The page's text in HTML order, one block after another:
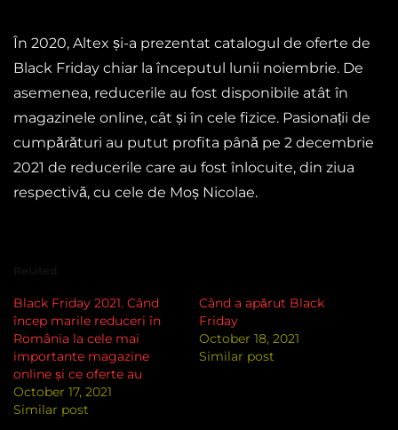
În 2020, Altex și-a prezentat catalogul de oferte de
Black Friday chiar la începutul lunii noiembrie. De
asemenea, reducerile au fost disponibile atât în
magazinele online, cât și în cele fizice. Pasionații de
cumpărături au putut profita până pe 2 decembrie
2021 de reducerile care au fost înlocuite, din ziua
respectivă, cu cele de Moș Nicolae.
Black Friday 2021. Când
încep marile reduceri în
România la cele mai
importante magazine
online și ce oferte au
October 17, 2021
Similar post
Când a apărut Black
Friday
October 18, 2021
Similar post